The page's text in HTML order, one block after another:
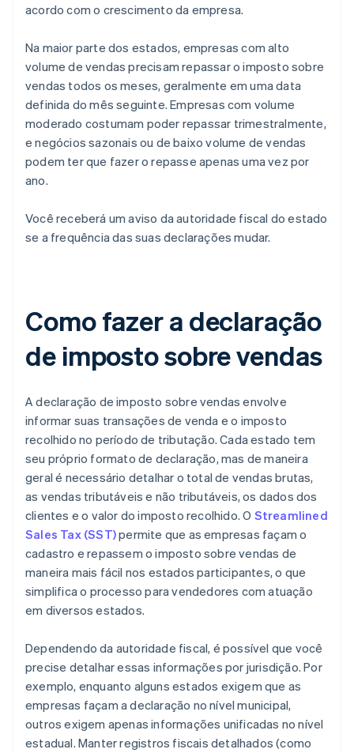
acordo com o crescimento da empresa.
Na maior parte dos estados, empresas com alto
volume de vendas precisam repassar o imposto sobre
vendas todos os meses, geralmente em uma data
definida do mês seguinte. Empresas com volume
moderado costumam poder repassar trimestralmente,
e negócios sazonais ou de baixo volume de vendas
podem ter que fazer o repasse apenas uma vez por
ano.
Você receberá um aviso da autoridade fiscal do estado
se a frequência das suas declarações mudar.
Como fazer a declaração
de imposto sobre vendas
A declaração de imposto sobre vendas envolve
informar suas transações de venda e o imposto
recolhido no período de tributação. Cada estado tem
seu próprio formato de declaração, mas de maneira
geral é necessário detalhar o total de vendas brutas,
as vendas tributáveis e não tributáveis, os dados dos
clientes e o valor do imposto recolhido. O Streamlined
Sales Tax (SST)permite que as empresas façam o
cadastro e repassem o imposto sobre vendas de
maneira mais fácil nos estados participantes, o que
simplifica o processo para vendedores com atuação
em diversos estados.
Dependendo da autoridade fiscal, é possível que você
precise detalhar essas informações por jurisdição. Por
exemplo, enquanto alguns estados exigem que as
empresas façam a declaração no nível municipal,
outros exigem apenas informações unificadas no nível
estadual. Manter registros fiscais detalhados (como